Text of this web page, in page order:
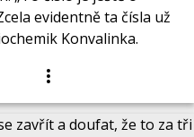
evidentně ta čísla už
Konvalinka.